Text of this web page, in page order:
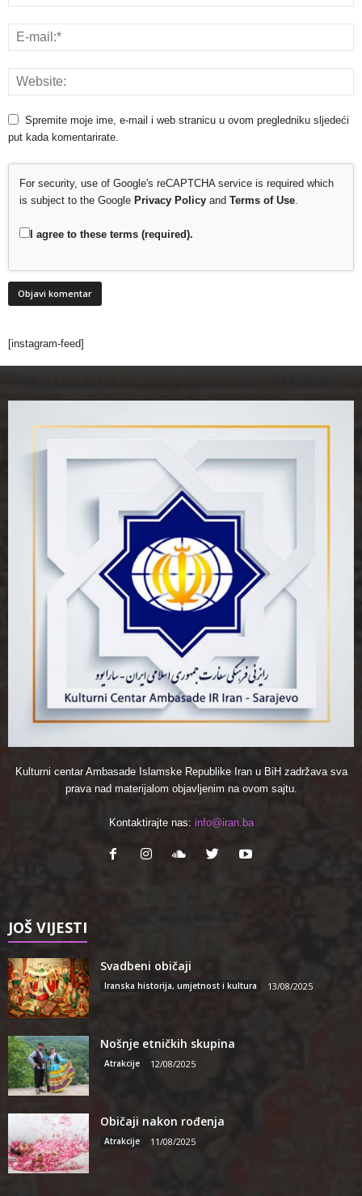
Spremite moje ime, e-mail i web stranicu u ovom pregledniku sljedeći
put kada komentarirate.
For security, use of Google's reCAPTCHA service is required which
is subject to the Google Privacy Policy and Terms of Use
I agree to these terms (required).
[instagram-feed]
Kulturni centar Ambasade Islamske Republike Iran u BiH zadržava sva
prava nad materijalom objavljenim na ovom sajtu.
Kontaktirajte nas: info@iran.ba
JOŠ VIJESTI
Svadbeni običaji
Iranska historija, umjetnost i kultura 13/08/2025
Nošnje etničkih skupina
Atrakcije 12/08/2025
Običaji nakon rođenja
Atrakcije 11/08/2025